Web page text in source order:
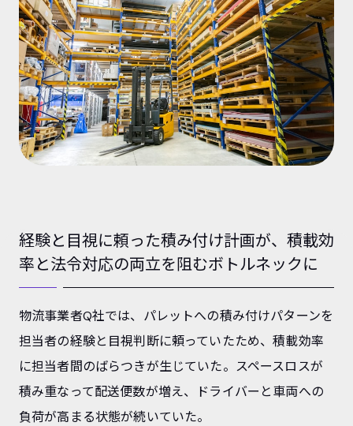
経験と目視に頼った積み付け計画が、積載効
率と法令対応の両立を阻むボトルネックに
物流事業者Q社では、パレットへの積み付けパターンを
担当者の経験と目視判断に頼っていたため、積載効率
に担当者間のばらつきが生じていた。スペースロスが
積み重なって配送便数が増え、ドライバーと車両への
負荷が高まる状態が続いていた。